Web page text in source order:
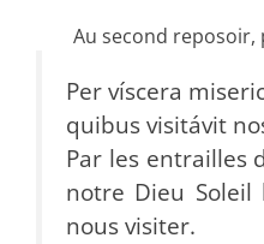
Au second reposoir,
Per víscera
quibus visitávit
Par les entrailles
notre Dieu
nous visiter.